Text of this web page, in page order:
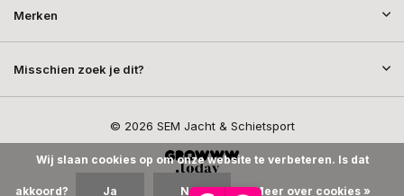
Merken
Misschien zoek je dit?
© 2026 SEM Jacht & Schietsport
Wij slaan cookies op om onze website te verbeteren. Is dat
akkoord? Ja Nee Meer over cookies »